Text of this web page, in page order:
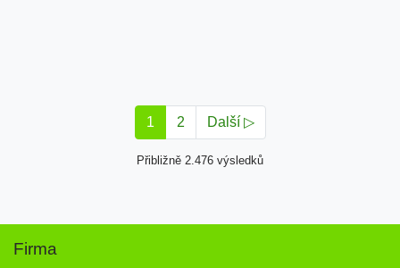
1 2 Další ▷
Přibližně 2.476 výsledků
Firma